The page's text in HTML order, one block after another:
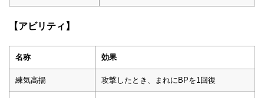
【アビリティ】
名称 効果
練気高揚 攻撃したとき、まれにBPを1回復